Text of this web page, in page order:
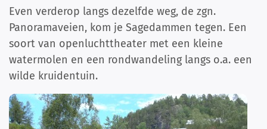
Even verderop langs dezelfde weg, de zgn.
Panoramaveien, kom je Sagedammen tegen. Een
soort van openluchttheater met een kleine
watermolen en een rondwandeling langs o.a. een
wilde kruidentuin.